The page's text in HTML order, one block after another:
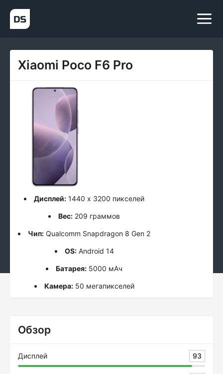
Xiaomi Poco F6 Pro
Дисплей: 1440 x 3200 пикселей
Вес: 209 граммов
Чип: Qualcomm Snapdragon 8 Gen 2
OS:Android 14
Батарея: 5000 мАч
Камера:50 мегапикселей
Обзор
Дисплей 93